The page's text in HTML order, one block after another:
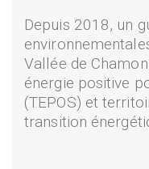
Depuis 2018, un
Vallée de
énergie positive
(TEPOS) et
transition